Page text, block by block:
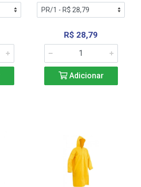
R$ 28,79
Adicionar